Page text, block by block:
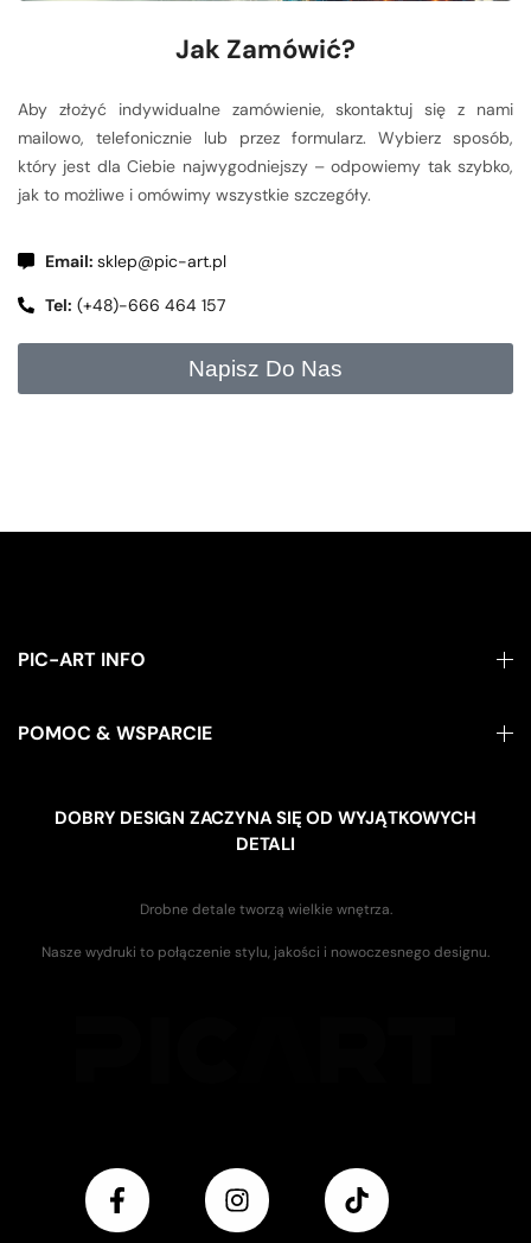
Jak Zamówić?
Aby złożyć indywidualne zamówienie, skontaktuj się z nami
mailowo, telefonicznie lub przez formularz. Wybierz sposób,
który jest dla Ciebie najwygodniejszy – odpowiemy tak szybko,
jak to możliwe i omówimy wszystkie szczegóły.
Email: sklep@pic-art.pl
Tel: (+48)-666 464 157
Napisz Do Nas
POMOC & WSPARCIE
DOBRY DESIGN ZACZYNA SIĘ OD WYJĄTKOWYCH
DETALI
Drobne detale tworzą wielkie wnętrza.
Nasze wydruki to połączenie stylu, jakości i nowoczesnego designu.
PIC-ART INFO